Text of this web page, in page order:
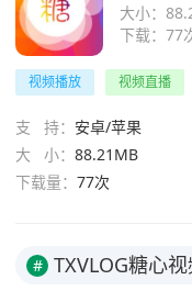
大小：
下载： 77
视频播放 视频直播
支 持： 安卓/苹果
大 小： 88.21MB
下载量： 77次
# TXVLOG糖心